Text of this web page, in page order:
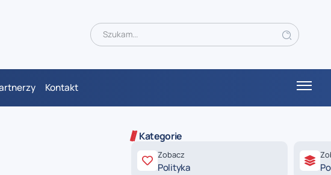
Kontakt
Kategorie
Zobacz
Polityka